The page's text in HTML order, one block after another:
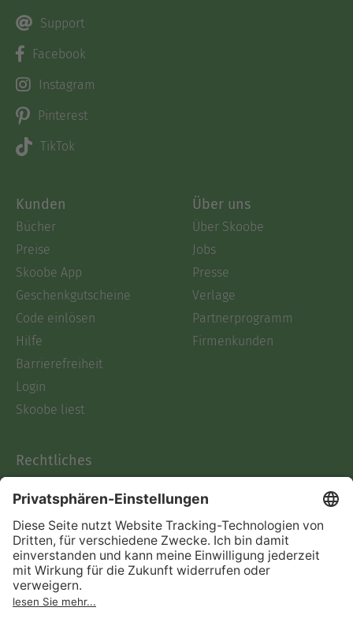
Support
Facebook
Instagram
Pinterest
TikTok
Kunden
Bücher
Preise
Skoobe App
Geschenkgutscheine
Code einlösen
Hilfe
Barrierefreiheit
Login
Skoobe liest
Über uns
Über Skoobe
Jobs
Presse
Verlage
Partnerprogramm
Firmenkunden
Rechtliches
AGB
Informationen nach Data
Act
Verträge hier kündigen
Impressum